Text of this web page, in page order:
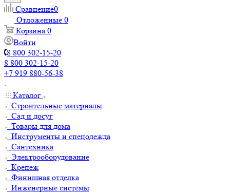
Сравнение0
Отложенные 0
Корзина 0
Войти
8 800 302-15-20
8 800 302-15-20
+7 919 880-56-38
Каталог
Строительные материалы
Сад и досуг
Товары для дома
Инструменты и спецодежда
Сантехника
Электрооборудование
Крепеж
Финишная отделка
Инженерные системы